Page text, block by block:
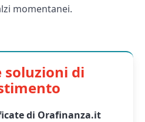
momentanei.
soluzioni di
di Orafinanza.it